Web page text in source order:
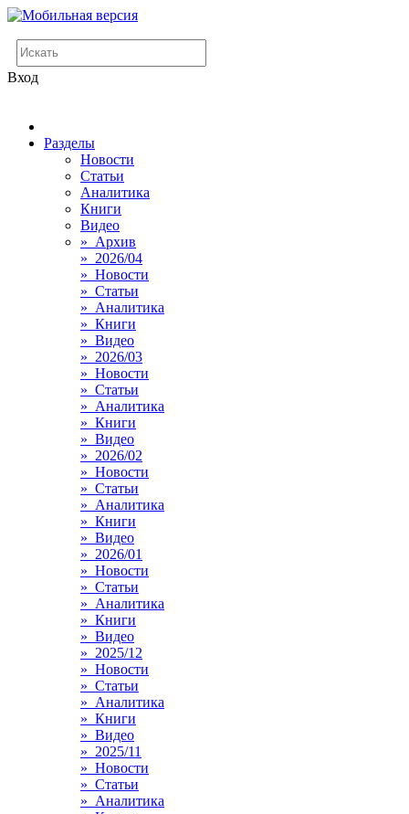
Вход
Разделы
Новости
Статьи
Аналитика
Книги
Видео
» Архив
» 2026/04
» Новости
» Статьи
» Аналитика
» Книги
» Видео
» 2026/03
» Новости
» Статьи
» Аналитика
» Книги
» Видео
» 2026/02
» Новости
» Статьи
» Аналитика
» Книги
» Видео
» 2026/01
» Новости
» Статьи
» Аналитика
» Книги
» Видео
» 2025/12
» Новости
» Статьи
» Аналитика
» Книги
» Видео
» 2025/11
» Новости
» Статьи
» Аналитика